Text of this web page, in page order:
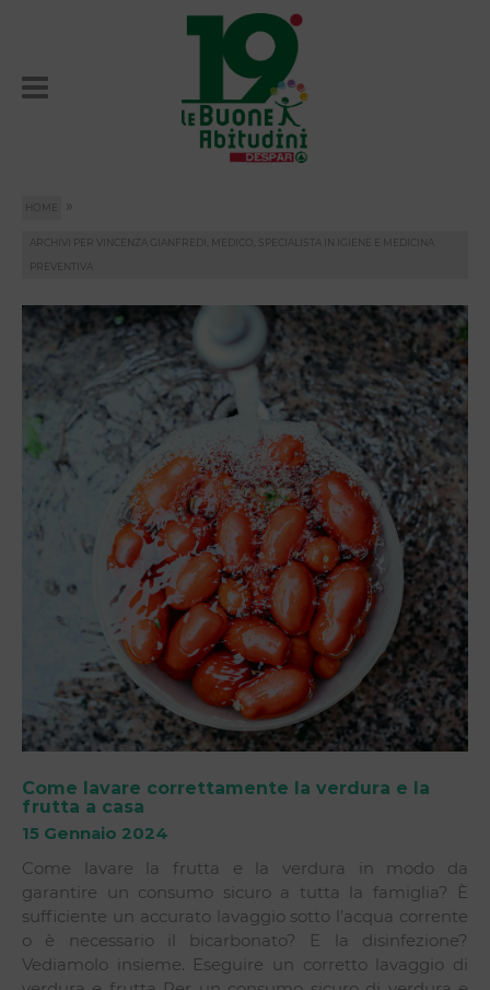
HOME »
ARCHIVI PER VINCENZA GIANFREDI, MEDICO, SPECIALISTA IN IGIENE E MEDICINA
PREVENTIVA
Come lavare correttamente la verdura e la
frutta a casa
15 Gennaio 2024
Come lavare la frutta e la verdura in modo da
garantire un consumo sicuro a tutta la famiglia? È
sufficiente un accurato lavaggio sotto l’acqua corrente
o è necessario il bicarbonato? E la disinfezione?
Vediamolo insieme. Eseguire un corretto lavaggio di